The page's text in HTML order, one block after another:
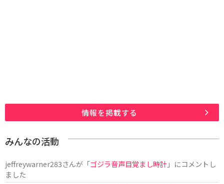
情報を掲載する
みんなの活動
jeffreywarner283さんが「ゴジラ音声目覚まし時計」にコメントし
ました